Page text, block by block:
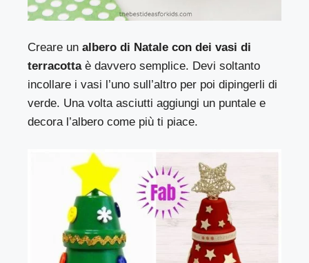
Creare un albero di Natale con dei vasi di
terracottaè davvero semplice. Devi soltanto
incollare i vasi l’uno sull’altro per poi dipingerli di
verde. Una volta asciutti aggiungi un puntale e
decora l’albero come più ti piace.